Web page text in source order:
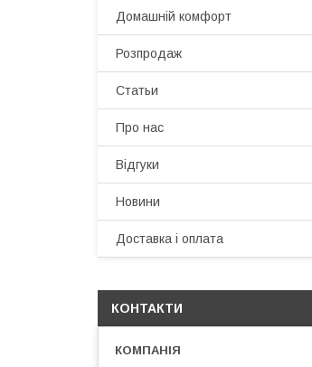
Домашній комфорт
Розпродаж
Статьи
Про нас
Відгуки
Новини
Доставка і оплата
КОНТАКТИ